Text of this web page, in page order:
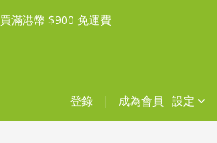
買滿港幣 $900 免運費
登錄 | 成為會員 設定